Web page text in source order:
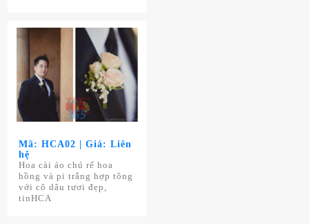
Mã: HCA02 | Giá: Liên
hệ
Hoa cài áo chú rể hoa
hồng và pi trắng hợp tông
với cô dâu tươi đẹp,
tinHCA